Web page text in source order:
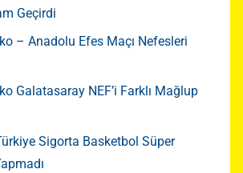
Geçirdi
– Anadolu Efes Maçı Nefesleri
Galatasaray NEF’i Farklı Mağlup
Sigorta Basketbol Süper